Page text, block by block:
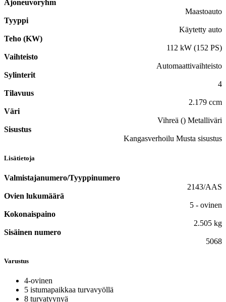
Ajoneuvoryhm
Maastoauto
Tyyppi
Käytetty auto
Teho (KW)
112 kW (152 PS)
Vaihteisto
Automaattivaihteisto
Sylinterit
4
Tilavuus
2.179 ccm
Väri
Vihreä () Metalliväri
Sisustus
Kangasverhoilu Musta sisustus
Lisätietoja
Valmistajanumero/Tyyppinumero
2143/AAS
Ovien lukumäärä
5 - ovinen
Kokonaispaino
2.505 kg
Sisäinen numero
5068
Varustus
4-ovinen
5 istumapaikkaa turvavyöllä
8 turvatyynyä